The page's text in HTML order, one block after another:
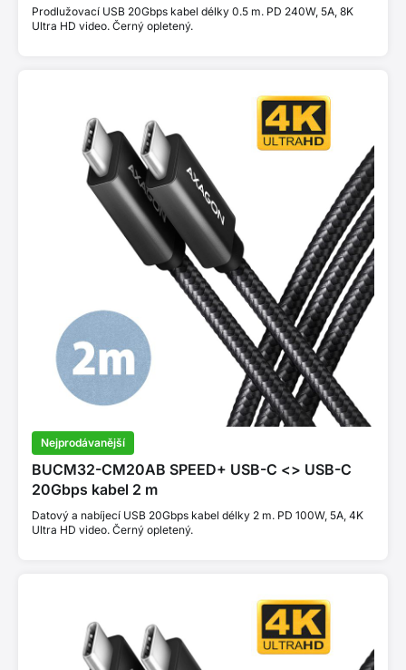
Prodlužovací USB 20Gbps kabel délky 0.5 m. PD 240W, 5A, 8K
Ultra HD video. Černý opletený.
Nejprodávanější
BUCM32-CM20AB SPEED+ USB-C <> USB-C
20Gbps kabel 2 m
Datový a nabíjecí USB 20Gbps kabel délky 2 m. PD 100W, 5A, 4K
Ultra HD video. Černý opletený.